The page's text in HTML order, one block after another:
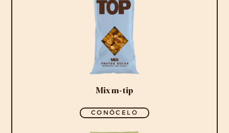
Mix m-tip
CONÓCELO